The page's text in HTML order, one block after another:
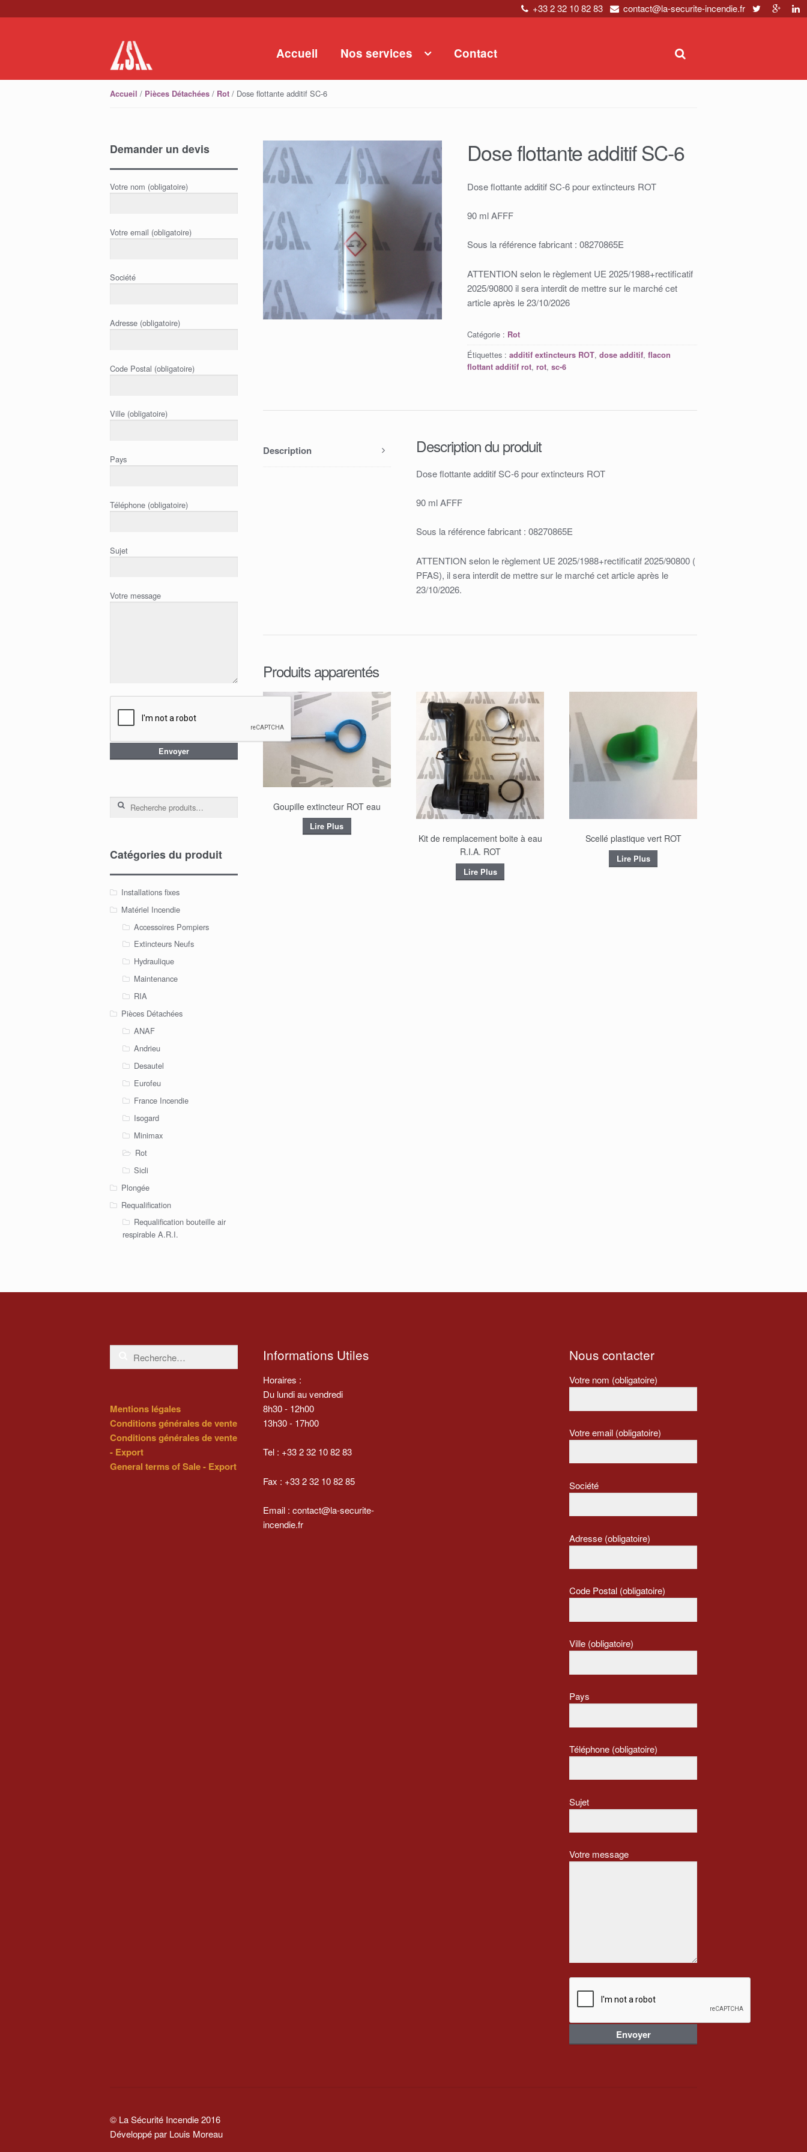
+33 2 32 10 82 83 contact@la-securite-incendie.fr
Skip to navigation
Skip to content Accueil Nos services Contact
Accueil / Pièces Détachées / Rot / Dose flottante additif SC-6
Dose flottante additif SC-6
Dose flottante additif SC-6 pour extincteurs ROT
90 ml AFFF
Sous la référence fabricant : 08270865E
ATTENTION selon le règlement UE 2025/1988+rectificatif
2025/90800 il sera interdit de mettre sur le marché cet
article après le 23/10/2026
Catégorie : Rot
Étiquettes :additif extincteurs ROT,dose additif,flacon
flottant additif rot,rot,sc-6
Description Description du produit
Dose flottante additif SC-6 pour extincteurs ROT
90 ml AFFF
Sous la référence fabricant : 08270865E
ATTENTION selon le règlement UE 2025/1988+rectificatif 2025/90800 (
PFAS), il sera interdit de mettre sur le marché cet article après le
23/10/2026.
Produits apparentés
Goupille extincteur ROT eau
Lire Plus
Kit de remplacement boite à eau
R.I.A. ROT
Lire Plus
Scellé plastique vert ROT
Lire Plus
Demander un devis
Votre nom (obligatoire)
Votre email (obligatoire)
Société
Adresse (obligatoire)
Code Postal (obligatoire)
Ville (obligatoire)
Pays
Téléphone (obligatoire)
Sujet
Votre message
Recherche pour :
Catégories du produit
Installations fixes
Matériel Incendie
Accessoires Pompiers
Extincteurs Neufs
Hydraulique
Maintenance
RIA
Pièces Détachées
ANAF
Andrieu
Desautel
Eurofeu
France Incendie
Isogard
Minimax
Rot
Sicli
Plongée
Requalification
Requalification bouteille air
respirable A.R.I.
Rechercher :
Mentions légales
Conditions générales de vente
Conditions générales de vente
- Export
General terms of Sale - Export
Informations Utiles
Horaires :
Du lundi au vendredi
8h30 - 12h00
13h30 - 17h00
Tel : +33 2 32 10 82 83
Fax : +33 2 32 10 82 85
Email : contact@la-securite-
incendie.fr
Nous contacter
Votre nom (obligatoire)
Votre email (obligatoire)
Société
Adresse (obligatoire)
Code Postal (obligatoire)
Ville (obligatoire)
Pays
Téléphone (obligatoire)
Sujet
Votre message
© La Sécurité Incendie 2016
Développé par Louis Moreau